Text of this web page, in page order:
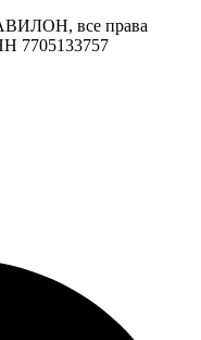
все права
7705133757